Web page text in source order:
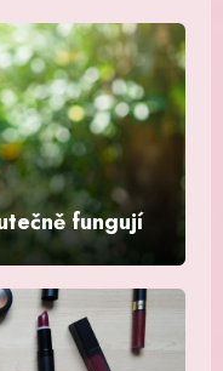
fungují